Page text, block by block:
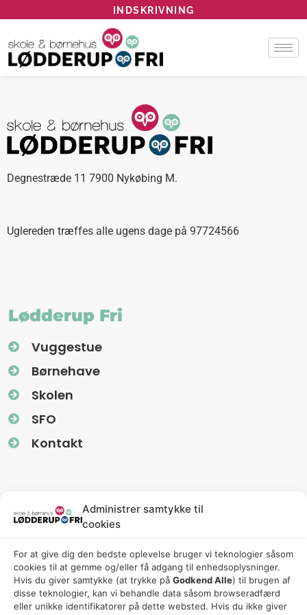
Administrer samtykke til
cookies
For at give dig den bedste oplevelse bruger vi teknologier såsom
cookies til at gemme og/eller få adgang til enhedsoplysninger.
Hvis du giver samtykke (at trykke på Godkend Alle) til brugen af ​​
disse teknologier, kan vi behandle data såsom browseradfærd
eller unikke identifikatorer på dette websted. Hvis du ikke giver
INDSKRIVNING
Degnestræde 11 7900 Nykøbing M.
Uglereden træffes alle ugens dage på 97724566
Lødderup Fri
Vuggestue
Børnehave
Skolen
SFO
Kontakt
Information
Nyhedsbreve (Uglereden)
Fredagsbreve (Friskolen)
Privatlivspolitik
Cookiepolitik